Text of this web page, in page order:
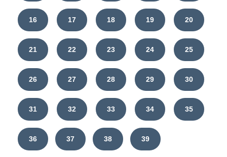
16 17 18 19 20
21 22 23 24 25
26 27 28 29 30
31 32 33 34 35
36 37 38 39